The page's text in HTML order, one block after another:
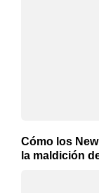
Cómo los
la maldición